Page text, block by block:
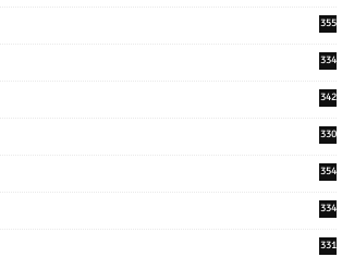
355
334
342
330
354
334
331